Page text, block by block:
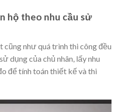
hộ theo nhu cầu sử
như quá trình thi công đều
dụng của chủ nhân, lấy nhu
để tính toán thiết kế và thi